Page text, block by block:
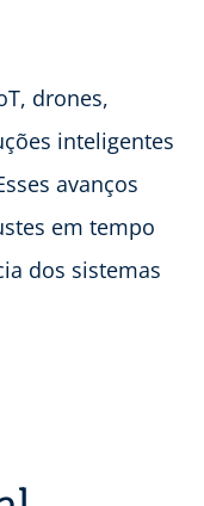
drones,
inteligentes
avanços
em tempo
dos sistemas